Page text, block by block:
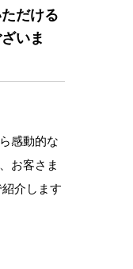
だける
いま
感動的な
お客さま
介します